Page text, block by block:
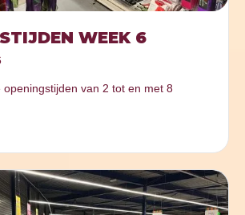
WEEK 6
openingstijden van 2 tot en met 8